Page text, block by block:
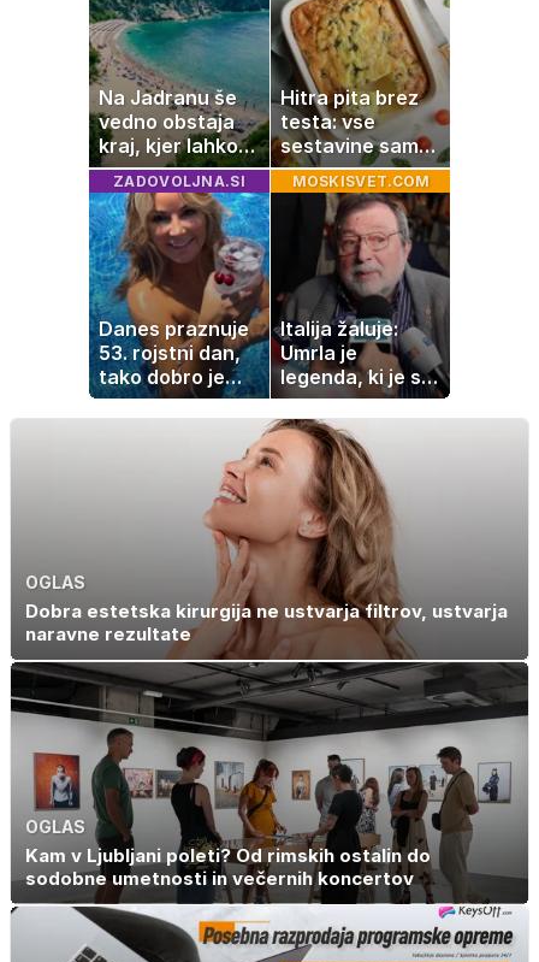
Na Jadranu še
vedno obstaja
kraj, kjer lahko
dopustujete
poceni:
nastanitev že od
10 evrov, kosilo
za pet evrov
Hitra pita brez
testa: vse
sestavine samo
zmešate in
pečica opravi
ostalo
ZADOVOLJNA.SI
Danes praznuje
53. rojstni dan,
tako dobro je
videti znana
Slovenka
MOSKISVET.COM
Italija žaluje:
Umrla je
legenda, ki je s
svojimi pesmimi
zaznamovala
Italijo
OGLAS
Dobra estetska kirurgija ne ustvarja filtrov, ustvarja
naravne rezultate
OGLAS
Kam v Ljubljani poleti? Od rimskih ostalin do
sodobne umetnosti in večernih koncertov